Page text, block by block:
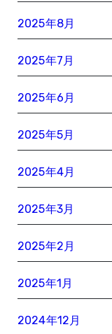
2025年8月
2025年7月
2025年6月
2025年5月
2025年4月
2025年3月
2025年2月
2025年1月
2024年12月